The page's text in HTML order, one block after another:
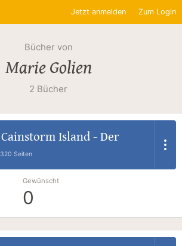
Jetzt anmelden Zum Login
Bücher von
Marie Golien
2 Bücher
Cainstorm Island - Der
320 Seiten
Gewünscht
0